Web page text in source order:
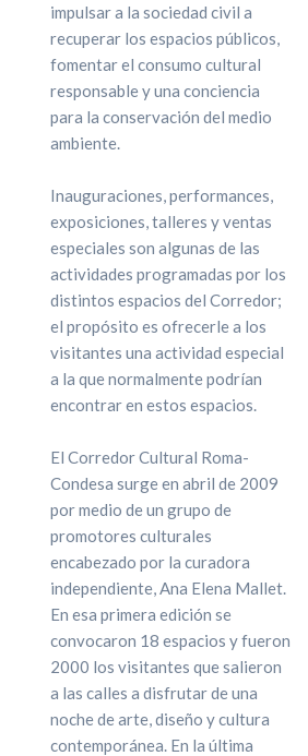
impulsar a la sociedad civil a
recuperar los espacios públicos,
fomentar el consumo cultural
responsable y una conciencia
para la conservación del medio
ambiente.
Inauguraciones, performances,
exposiciones, talleres y ventas
especiales son algunas de las
actividades programadas por los
distintos espacios del Corredor;
el propósito es ofrecerle a los
visitantes una actividad especial
a la que normalmente podrían
encontrar en estos espacios.
El Corredor Cultural Roma-
Condesa surge en abril de 2009
por medio de un grupo de
promotores culturales
encabezado por la curadora
independiente, Ana Elena Mallet.
En esa primera edición se
convocaron 18 espacios y fueron
2000 los visitantes que salieron
a las calles a disfrutar de una
noche de arte, diseño y cultura
contemporánea. En la última